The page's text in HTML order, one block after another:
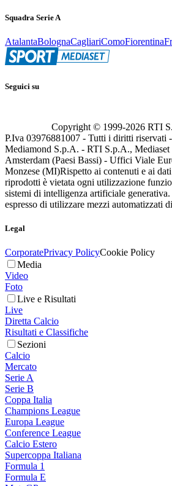
Squadra Serie A
AtalantaBolognaCagliariComoFiorentina
Seguici su
Copyright © 1999-2026 RTI
P.Iva 03976881007 - Tutti i diritti riservati
Mediamond S.p.A. - RTI S.p.A., Mediaset
Amsterdam (Paesi Bassi) - Uffici Viale
Monzese (MI)Rispetto ai contenuti e ai
riprodotti è vietata ogni utilizzazione
sistemi di intelligenza artificiale
espresso di utilizzare mezzi automatizzati
Legal
CorporatePrivacy PolicyCookie Policy
Media
Video
Foto
Live e Risultati
Live
Diretta Calcio
Risultati e Classifiche
Sezioni
Calcio
Mercato
Serie A
Serie B
Coppa Italia
Champions League
Europa League
Conference League
Calcio Estero
Supercoppa Italiana
Formula 1
Formula E